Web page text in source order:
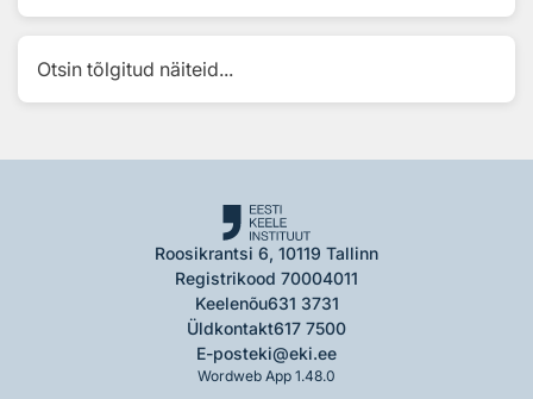
Otsin tõlgitud näiteid...
Roosikrantsi 6, 10119 Tallinn
Registrikood 70004011
Keelenõu631 3731
Üldkontakt617 7500
E-posteki@eki.ee
Wordweb App 1.48.0